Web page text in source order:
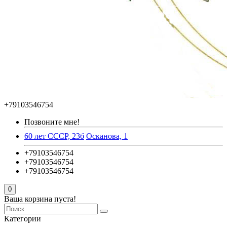
+79103546754
Позвоните мне!
60 лет СССР, 23б Осканова, 1
+79103546754
+79103546754
+79103546754
0
Ваша корзина пуста!
Категории